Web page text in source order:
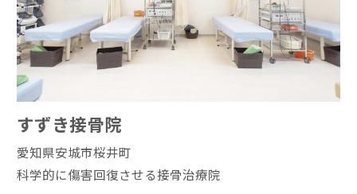
すずき接骨院
愛知県安城市桜井町
科学的に傷害回復させる接骨治療院